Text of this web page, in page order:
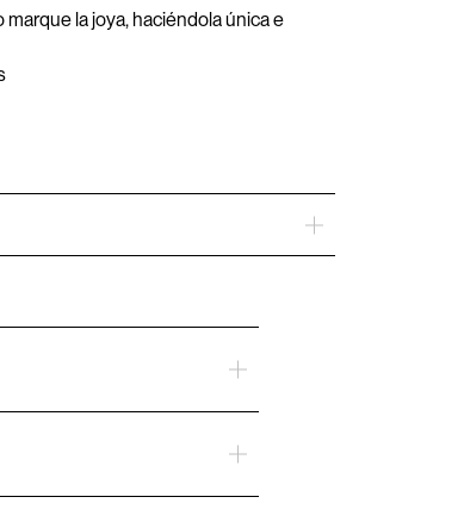
la joya, haciéndola única e